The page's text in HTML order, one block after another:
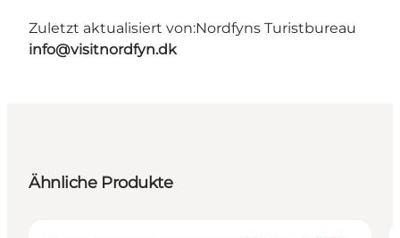
Zuletzt aktualisiert von:Nordfyns Turistbureau
info@visitnordfyn.dk
Ähnliche Produkte